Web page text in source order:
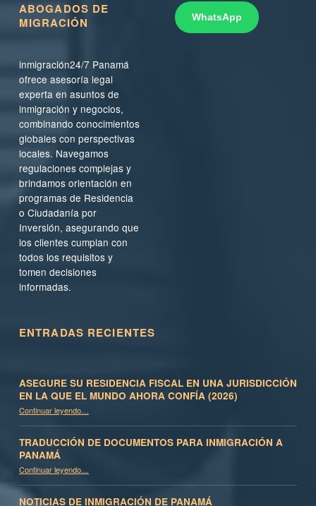
ABOGADOS DE
MIGRACIÓN
inmigración24/7 Panamá
ofrece asesoría legal
experta en asuntos de
inmigración y negocios,
combinando conocimientos
globales con perspectivas
locales. Navegamos
regulaciones complejas y
brindamos orientación en
programas de Residencia
o Ciudadanía por
Inversión, asegurando que
los clientes cumplan con
todos los requisitos y
tomen decisiones
informadas.
WhatsApp
ENTRADAS RECIENTES
ASEGURE SU RESIDENCIA FISCAL EN UNA JURISDICCIÓN
EN LA QUE EL MUNDO AHORA CONFÍA (2026)
Continuar leyendo“Asegure su residencia fiscal en una jurisdicción en la que el mundo ahora confía (2026)”
…
TRADUCCIÓN DE DOCUMENTOS PARA INMIGRACIÓN A
PANAMÁ
Continuar leyendo“Traducción de documentos para inmigración a Panamá”
…
NOTICIAS DE INMIGRACIÓN DE PANAMÁ